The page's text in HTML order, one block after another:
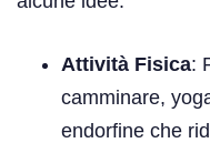
Attività Fisica:
camminare,
endorfine che